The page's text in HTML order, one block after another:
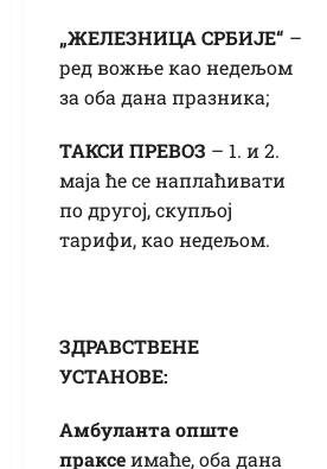
„ЖЕЛЕЗНИЦА СРБИЈЕ“ –
ред вожње као недељом
за оба дана празника;
ТАКСИ ПРЕВОЗ – 1. и 2.
маја ће се наплаћивати
по другој, скупљој
тарифи, као недељом.
ЗДРАВСТВЕНЕ
УСТАНОВЕ:
Амбуланта опште
праксеимаће, оба дана